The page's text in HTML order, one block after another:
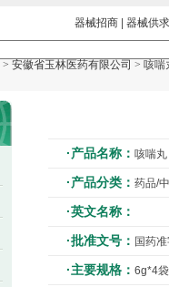
器械招商 器械供求
> 安徽省玉林医药有限公司 > 咳喘
·产品名称： 咳喘丸
·产品分类： 药品/
·英文名称：
·批准文号： 国药
·主要规格： 6g*4袋